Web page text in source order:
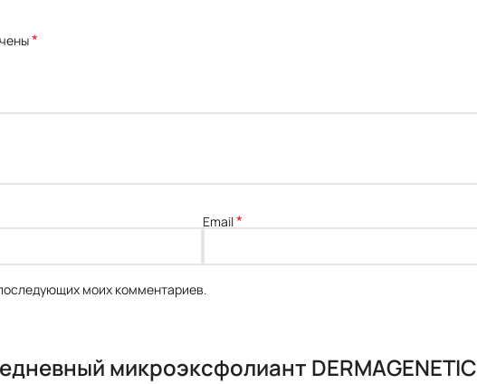
микроэксфолиант DERMAGENETIC
*
Email*
моих комментариев.